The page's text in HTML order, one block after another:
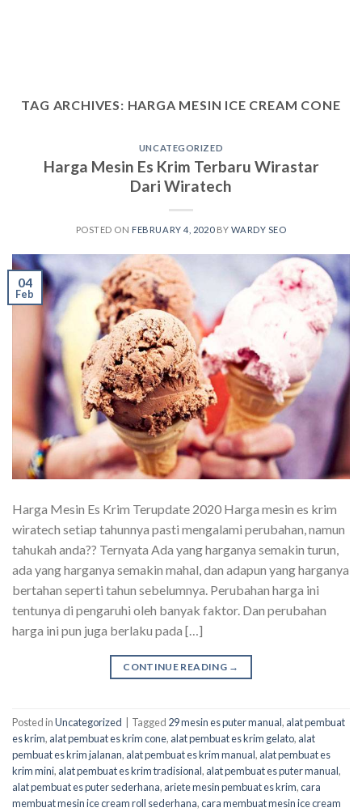
TAG ARCHIVES: HARGA MESIN ICE CREAM CONE
UNCATEGORIZED
Harga Mesin Es Krim Terbaru Wirastar
Dari Wiratech
POSTED ON FEBRUARY 4, 2020BYWARDY SEO
04
Feb
Harga Mesin Es Krim Terupdate 2020 Harga mesin es krim
wiratech setiap tahunnya pasti mengalami perubahan, namun
tahukah anda?? Ternyata Ada yang harganya semakin turun,
ada yang harganya semakin mahal, dan adapun yang harganya
bertahan seperti tahun sebelumnya. Perubahan harga ini
tentunya di pengaruhi oleh banyak faktor. Dan perubahan
harga ini pun juga berlaku pada […]
CONTINUE READING →
Posted inUncategorized Tagged 29 mesin es puter manual, alat pembuat
es krim, alat pembuat es krim cone, alat pembuat es krim gelato, alat
pembuat es krim jalanan, alat pembuat es krim manual, alat pembuat es
krim mini, alat pembuat es krim tradisional, alat pembuat es puter manual,
alat pembuat es puter sederhana, ariete mesin pembuat es krim,cara
membuat mesin ice cream roll sederhana,cara membuat mesin ice cream